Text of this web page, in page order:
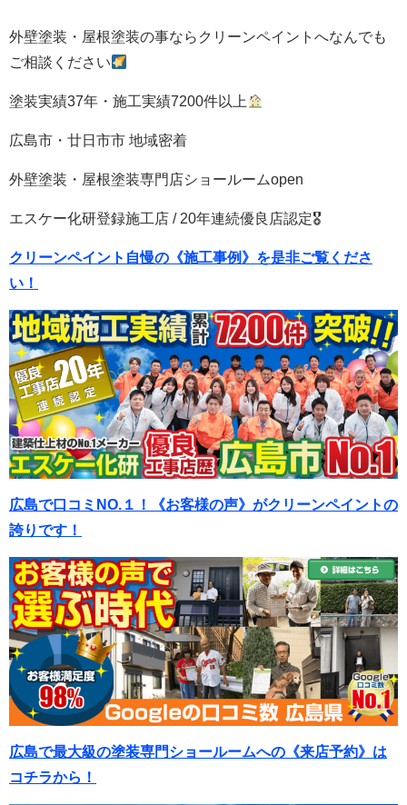
外壁塗装・屋根塗装の事ならクリーンペイントへなんでも
ご相談ください
塗装実績37年・施工実績7200件以上
広島市・廿日市市 地域密着
外壁塗装・屋根塗装専門店ショールームopen
エスケー化研登録施工店 / 20年連続優良店認定🎖
クリーンペイント自慢の《施工事例》を是非ご覧くださ
い！
広島で口コミNO.１！《お客様の声》がクリーンペイントの
誇りです！
広島で最大級の塗装専門ショールームへの《来店予約》は
コチラから！